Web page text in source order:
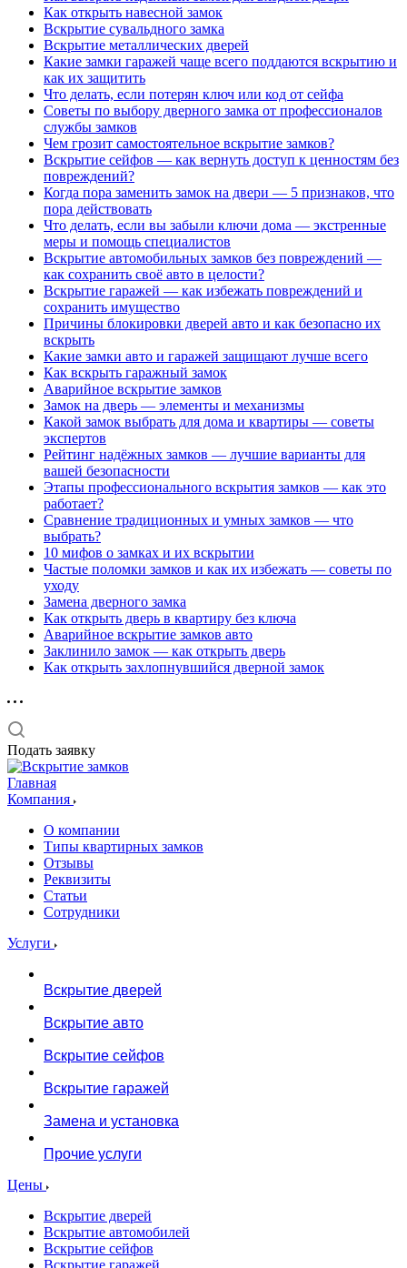
Как открыть навесной замок
Вскрытие сувальдного замка
Вскрытие металлических дверей
Какие замки гаражей чаще всего поддаются вскрытию и
как их защитить
Что делать, если потерян ключ или код от сейфа
Советы по выбору дверного замка от профессионалов
службы замков
Чем грозит самостоятельное вскрытие замков?
Вскрытие сейфов — как вернуть доступ к ценностям без
повреждений?
Когда пора заменить замок на двери — 5 признаков, что
пора действовать
Что делать, если вы забыли ключи дома — экстренные
меры и помощь специалистов
Вскрытие автомобильных замков без повреждений —
как сохранить своё авто в целости?
Вскрытие гаражей — как избежать повреждений и
сохранить имущество
Причины блокировки дверей авто и как безопасно их
вскрыть
Какие замки авто и гаражей защищают лучше всего
Как вскрыть гаражный замок
Аварийное вскрытие замков
Замок на дверь — элементы и механизмы
Какой замок выбрать для дома и квартиры — советы
экспертов
Рейтинг надёжных замков — лучшие варианты для
вашей безопасности
Этапы профессионального вскрытия замков — как это
работает?
Сравнение традиционных и умных замков — что
выбрать?
10 мифов о замках и их вскрытии
Частые поломки замков и как их избежать — советы по
уходу
Замена дверного замка
Как открыть дверь в квартиру без ключа
Аварийное вскрытие замков авто
Заклинило замок — как открыть дверь
Как открыть захлопнувшийся дверной замок
Подать заявку
Главная
Компания
О компании
Типы квартирных замков
Отзывы
Реквизиты
Статьи
Сотрудники
Услуги
Вскрытие дверей
Вскрытие авто
Вскрытие сейфов
Вскрытие гаражей
Замена и установка
Прочие услуги
Цены
Вскрытие дверей
Вскрытие автомобилей
Вскрытие сейфов
Вскрытие гаражей